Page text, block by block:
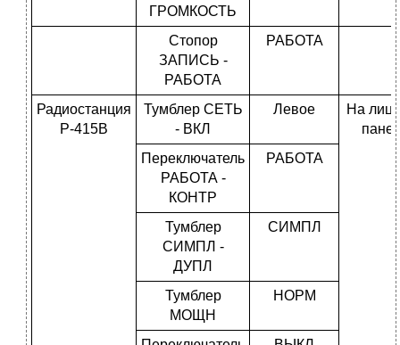
ГРОМКОСТЬ
Стопор
ЗАПИСЬ -
РАБОТА
РАБОТА
Радиостанция
Р-415В
Тумблер СЕТЬ
- ВКЛ
Левое
На
Переключатель
РАБОТА -
КОНТР
РАБОТА
Тумблер
СИМПЛ -
ДУПЛ
СИМПЛ
Тумблер
МОЩН
НОРМ